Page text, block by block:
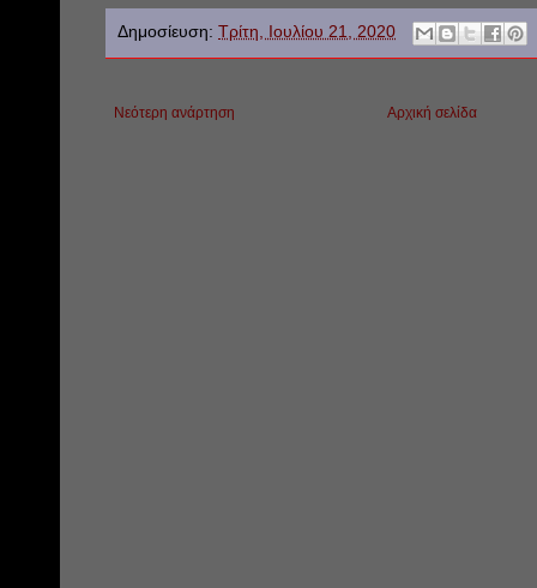
Δημοσίευση: Τρίτη, Ιουλίου 21, 2020
Νεότερη ανάρτηση Αρχική σελίδα